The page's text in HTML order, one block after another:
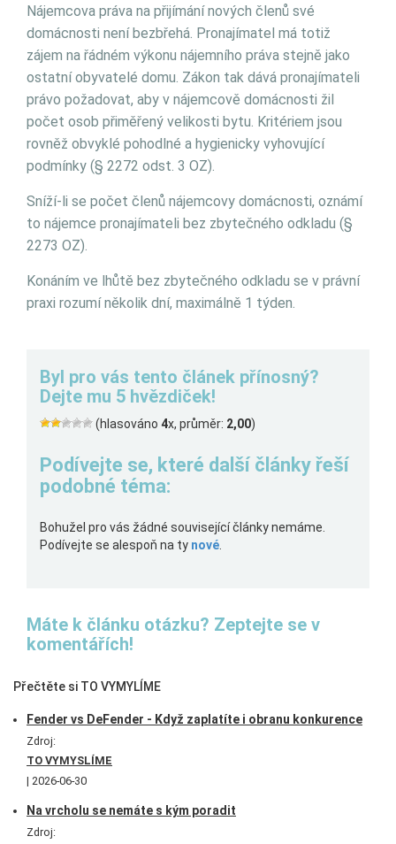
Nájemcova práva na přijímání nových členů své
domácnosti není bezbřehá. Pronajímatel má totiž
zájem na řádném výkonu nájemního práva stejně jako
ostatní obyvatelé domu. Zákon tak dává pronajímateli
právo požadovat, aby v nájemcově domácnosti žil
počet osob přiměřený velikosti bytu. Kritériem jsou
rovněž obvyklé pohodlné a hygienicky vyhovující
podmínky (§ 2272 odst. 3 OZ).
Sníží-li se počet členů nájemcovy domácnosti, oznámí
to nájemce pronajímateli bez zbytečného odkladu (§
2273 OZ).
Konáním ve lhůtě bez zbytečného odkladu se v právní
praxi rozumí několik dní, maximálně 1 týden.
Byl pro vás tento článek přínosný?
Dejte mu 5 hvězdiček!
(hlasováno 4x, průměr: 2,00)
Podívejte se, které další články řeší
podobné téma:
Bohužel pro vás žádné související články nemáme.
Podívejte se alespoň na ty nové
Máte k článku otázku? Zeptejte se v
komentářích!
Přečtěte si TO VYMYLÍME
Fender vs DeFender - Když zaplatíte i obranu konkurence
Zdroj:
TO VYMYSLÍME
2026-06-30
Na vrcholu se nemáte s kým poradit
Zdroj: